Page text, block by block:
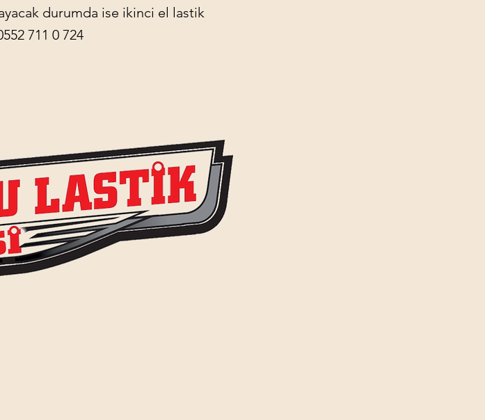
durumda ise ikinci el lastik
711 0 724